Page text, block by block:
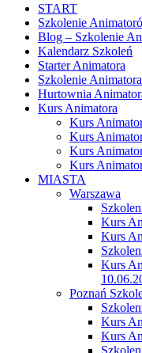
START
Szkolenie
Blog – Szkolenie
Kalendarz Szkoleń
Starter Animatora
Szkolenie
Hurtownia
Kurs Animatora
Kurs
Kurs
Kurs
Kurs
MIASTA
Warszawa
Kurs
Kurs
Kurs
Poznań
Kurs
Kurs